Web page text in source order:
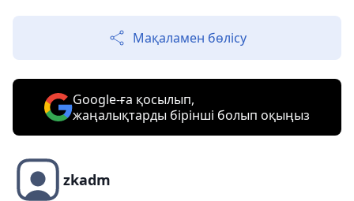
Мақаламен бөлісу
Google-ға қосылып,
жаңалықтарды бірінші болып оқыңыз
zkadm